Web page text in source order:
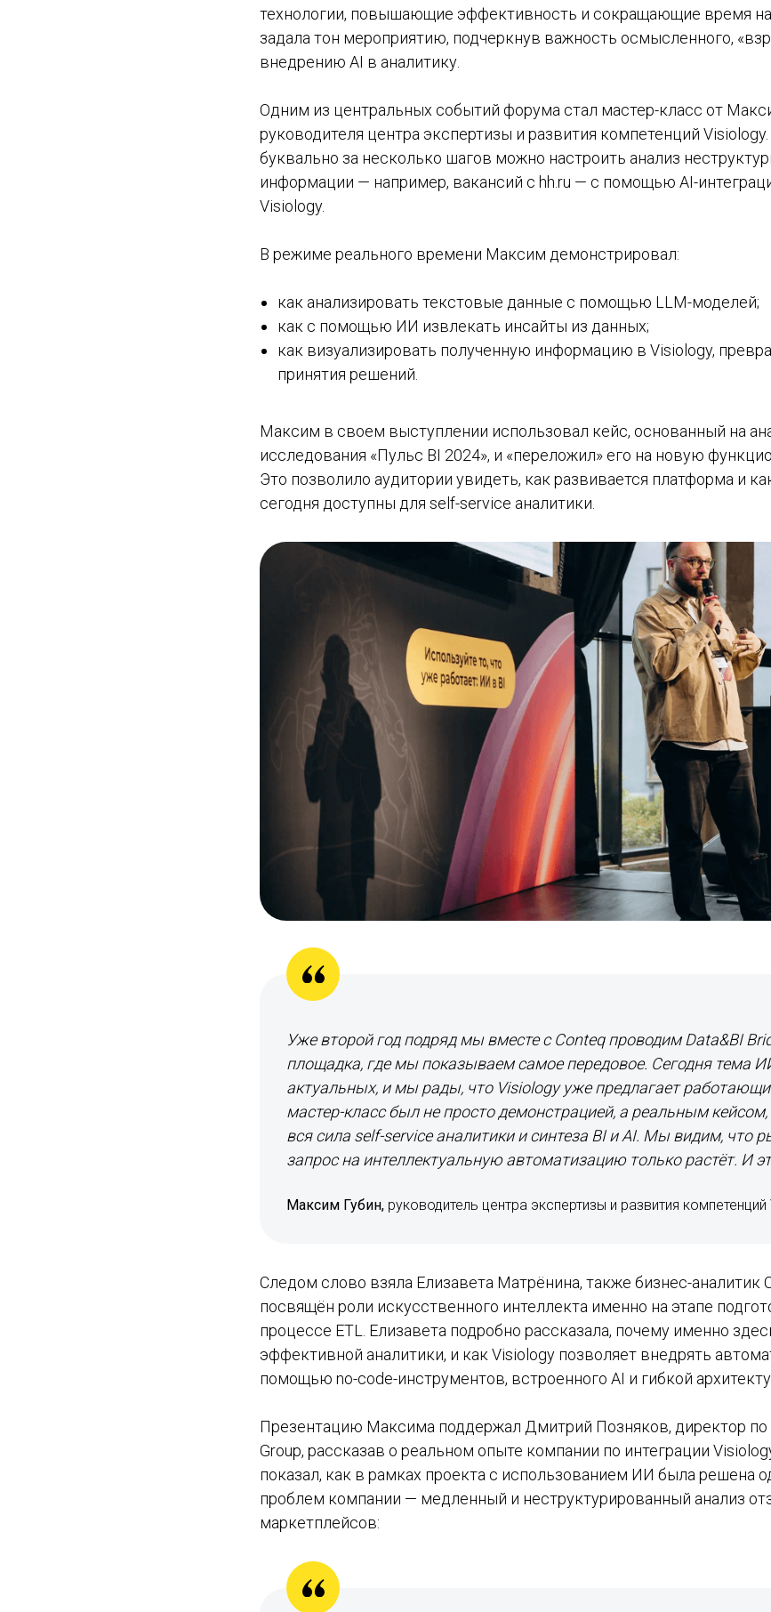
технологии, повышающие эффективность и сокращающие время на
задала тон мероприятию, подчеркнув важность осмысленного,
внедрению AI в аналитику.
Одним из центральных событий форума стал мастер-класс от
руководителя центра экспертизы и развития компетенций
буквально за несколько шагов можно настроить анализ
информации — например, вакансий с hh.ru — с помощью AI-
Visiology.
В режиме реального времени Максим демонстрировал:
как анализировать текстовые данные с помощью LLM-моделей;
как с помощью ИИ извлекать инсайты из данных;
как визуализировать полученную информацию в Visiology,
принятия решений.
Максим в своем выступлении использовал кейс, основанный на
исследования «Пульс BI 2024», и «переложил» его на новую
Это позволило аудитории увидеть, как развивается платформа и
сегодня доступны для self-service аналитики.
Уже второй год подряд мы вместе с Conteq проводим Data&BI
площадка, где мы показываем самое передовое. Сегодня тема
актуальных, и мы рады, что Visiology уже предлагает
мастер-класс был не просто демонстрацией, а реальным
вся сила self-service аналитики и синтеза BI и AI. Мы видим, что
запрос на интеллектуальную автоматизацию только растёт. И
Максим Губин, руководитель центра экспертизы и развития
Следом слово взяла Елизавета Матрёнина, также бизнес-аналитик
посвящён роли искусственного интеллекта именно на этапе
процессе ETL. Елизавета подробно рассказала, почему именно
эффективной аналитики, и как Visiology позволяет внедрять
помощью no-code-инструментов, встроенного AI и гибкой
Презентацию Максима поддержал Дмитрий Позняков, директор по
Group, рассказав о реальном опыте компании по интеграции
показал, как в рамках проекта с использованием ИИ была решена
проблем компании — медленный и неструктурированный анализ
маркетплейсов: